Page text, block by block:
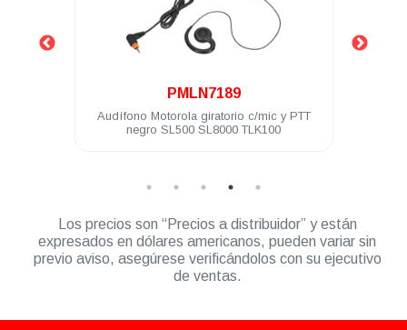
PMLN7189
Audífono Motorola giratorio c/mic y PTT
negro SL500 SL8000 TLK100
Los precios son “Precios a distribuidor” y están
expresados en dólares americanos, pueden variar sin
previo aviso, asegúrese verificándolos con su ejecutivo
de ventas.